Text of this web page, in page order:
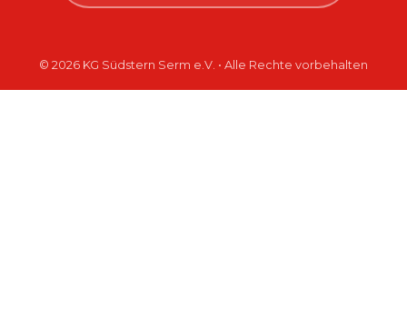
© 2026 KG Südstern Serm e.V. • Alle Rechte vorbehalten